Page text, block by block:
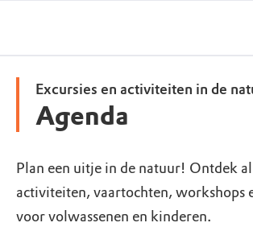
Excursies en activiteiten in de
Agenda
Plan een uitje in de natuur! Ontdek
activiteiten, vaartochten, workshops
voor volwassenen en kinderen.